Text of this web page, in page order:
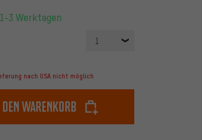
1-3 Werktagen
1
nach USA nicht möglich
den Warenkorb